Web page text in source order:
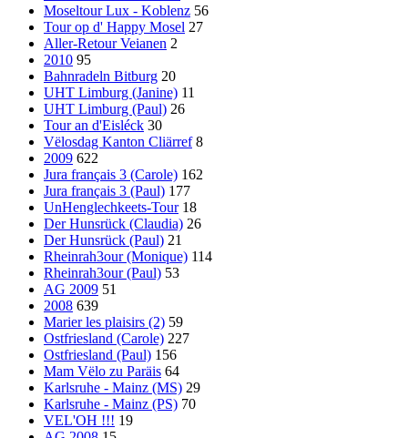
Moseltour Lux - Koblenz 56
Tour op d' Happy Mosel 27
Aller-Retour Veianen 2
2010 95
Bahnradeln Bitburg 20
UHT Limburg (Janine) 11
UHT Limburg (Paul) 26
Tour an d'Eisléck 30
Vëlosdag Kanton Cliärref 8
2009 622
Jura français 3 (Carole) 162
Jura français 3 (Paul) 177
UnHenglechkeets-Tour 18
Der Hunsrück (Claudia) 26
Der Hunsrück (Paul) 21
Rheinrah3our (Monique) 114
Rheinrah3our (Paul) 53
AG 2009 51
2008 639
Marier les plaisirs (2) 59
Ostfriesland (Carole) 227
Ostfriesland (Paul) 156
Mam Vëlo zu Paräis 64
Karlsruhe - Mainz (MS) 29
Karlsruhe - Mainz (PS) 70
VEL'OH !!! 19